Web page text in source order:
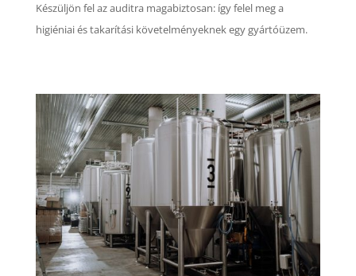
Készüljön fel az auditra magabiztosan: így felel meg a
higiéniai és takarítási követelményeknek egy gyártóüzem.